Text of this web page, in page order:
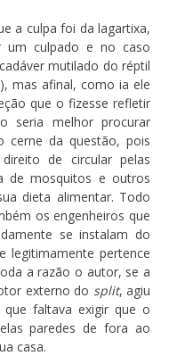
a culpa foi da lagartixa,
um culpado e no caso
mutilado do réptil
mas afinal, como ia ele
que o fizesse refletir
seria melhor procurar
da questão, pois
de circular pelas
de mosquitos e outros
dieta alimentar. Todo
os engenheiros que
se instalam do
legitimamente pertence
a razão o autor, se a
externo do split, agiu
faltava exigir que o
paredes de fora ao
casa.